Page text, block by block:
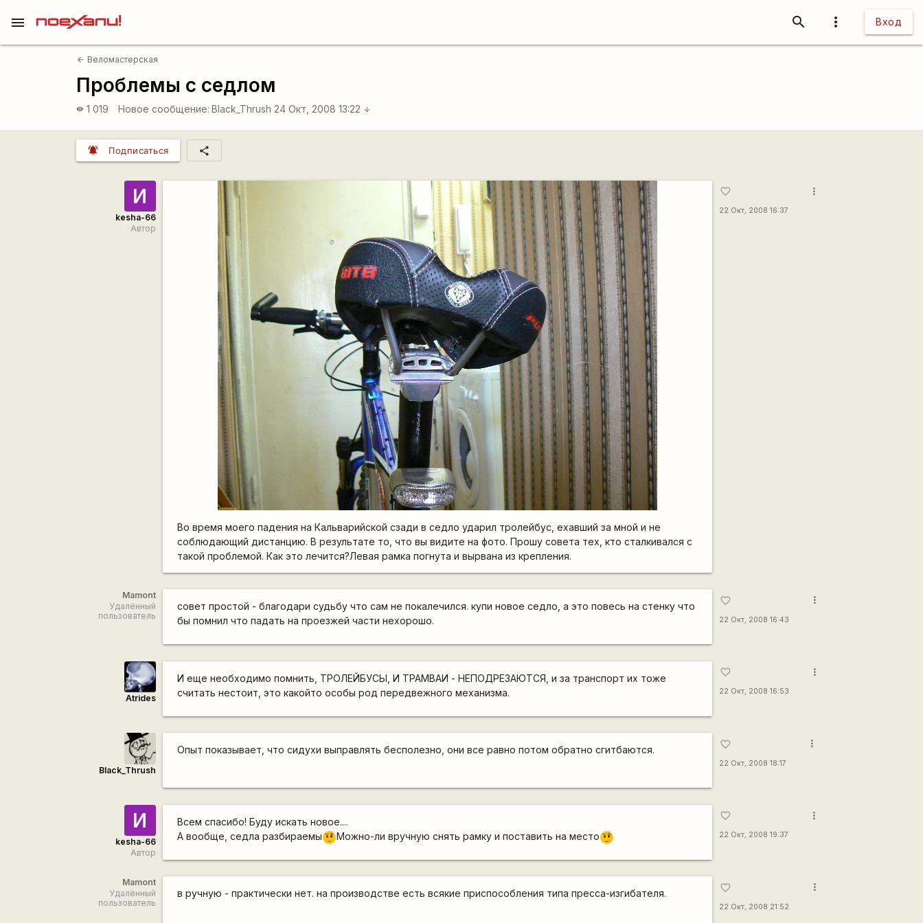
more_vert Вход
search
menu
arrow_back Веломастерская
Проблемы с седлом
visibility 1 019 Новое сообщение: Black_Thrush 24 Окт, 2008 13:22 arrow_downward
notifications_active Подписаться share
И
kesha-66
Автор
Во время моего падения на Кальварийской сзади в седло ударил тролейбус, ехавший за мной и не
соблюдающий дистанцию. В результате то, что вы видите на фото. Прошу совета тех, кто сталкивался с
такой проблемой. Как это лечится?Левая рамка погнута и вырвана из крепления.
favorite_border
22 Окт, 2008 16:37
more_vert
Mamont
Удалённый
пользователь
совет простой - благодари судьбу что сам не покалечился. купи новое седло, а это повесь на стенку что
бы помнил что падать на проезжей части нехорошо.
favorite_border
22 Окт, 2008 16:43
more_vert
Atrides
И еще необходимо помнить, ТРОЛЕЙБУСЫ, И ТРАМВАИ - НЕПОДРЕЗАЮТСЯ, и за транспорт их тоже
считать нестоит, это какойто особы род передвежного механизма.
favorite_border
22 Окт, 2008 16:53
more_vert
Black_Thrush
Опыт показывает, что сидухи выправлять бесполезно, они все равно потом обратно сгитбаются.
favorite_border
22 Окт, 2008 18:17
more_vert
И
kesha-66
Автор
Всем спасибо! Буду искать новое....
А вообще, седла разбираемы???Можно-ли вручную снять рамку и поставить на место???
favorite_border
22 Окт, 2008 19:37
more_vert
Mamont
Удалённый
пользователь
в ручную - практически нет. на производстве есть всякие приспособления типа пресса-изгибателя.
favorite_border
22 Окт, 2008 21:52
more_vert